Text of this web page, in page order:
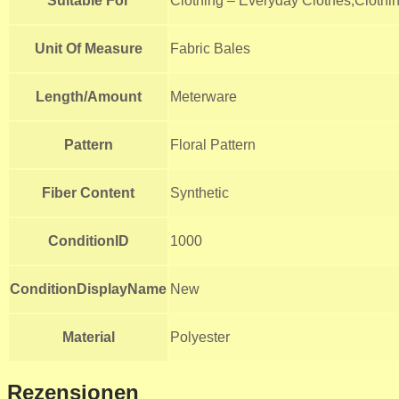
Unit Of Measure Fabric Bales
Length/Amount Meterware
Pattern Floral Pattern
Fiber Content Synthetic
ConditionID 1000
ConditionDisplayName New
Material Polyester
Rezensionen